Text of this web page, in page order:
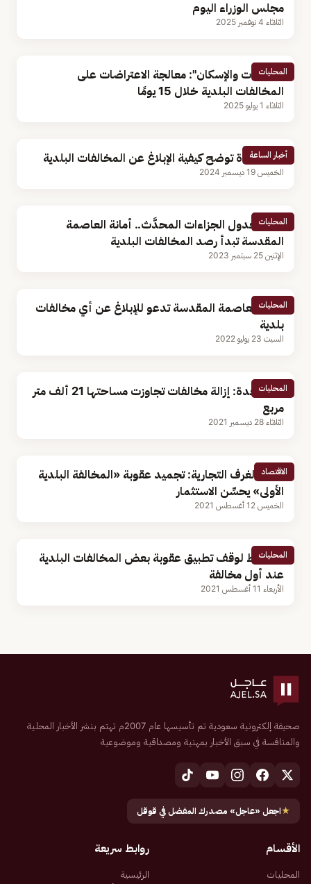
مجلس الوزراء اليوم
الثلاثاء 4 نوفمبر 2025
المحليات
"البلديات والإسكان": معالجة الاعتراضات على
المخالفات البلدية خلال 15 يومًا
الثلاثاء 1 يوليو 2025
أخبار الساعة
أمانة جدة توضح كيفية الإبلاغ عن المخالفات البلدية
الخميس 19 ديسمبر 2024
المحليات
وفقًا لجدول الجزاءات المحدَّث.. أمانة العاصمة
المقدسة تبدأ رصد المخالفات البلدية
الإثنين 25 سبتمبر 2023
المحليات
أمانة العاصمة المقدسة تدعو للإبلاغ عن أي مخالفات
بلدية
السبت 23 يوليو 2022
المحليات
أمانة جدة: إزالة مخالفات تجاوزت مساحتها 21 ألف متر
مربع
الثلاثاء 28 ديسمبر 2021
الاقتصاد
اتحاد الغرف التجارية: تجميد عقوبة «المخالفة البلدية
الأولى» يحسِّن الاستثمار
الخميس 12 أغسطس 2021
المحليات
5 شروط لوقف تطبيق عقوبة بعض المخالفات البلدية
عند أول مخالفة
الأربعاء 11 أغسطس 2021
صحيفة إلكترونية سعودية تم تأسيسها عام 2007م تهتم بنشر الأخبار المحلية
والمنافسة في سبق الأخبار بمهنية ومصداقية وموضوعية
★اجعل «عاجل» مصدرك المفضل في قوقل
الأقسام
المحليات
روابط سريعة
الرئيسية